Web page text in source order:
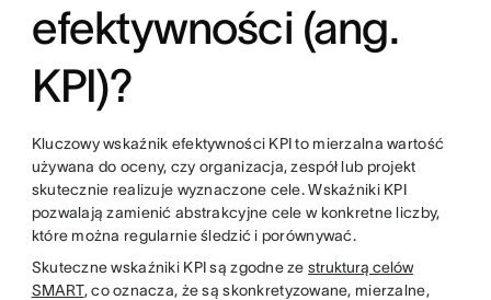
efektywności (ang.
KPI)?
Kluczowy wskaźnik efektywności KPI to mierzalna wartość
używana do oceny, czy organizacja, zespół lub projekt
skutecznie realizuje wyznaczone cele. Wskaźniki KPI
pozwalają zamienić abstrakcyjne cele w konkretne liczby,
które można regularnie śledzić i porównywać.
Skuteczne wskaźniki KPI są zgodne zestrukturą celów
SMART, co oznacza, że są skonkretyzowane, mierzalne,